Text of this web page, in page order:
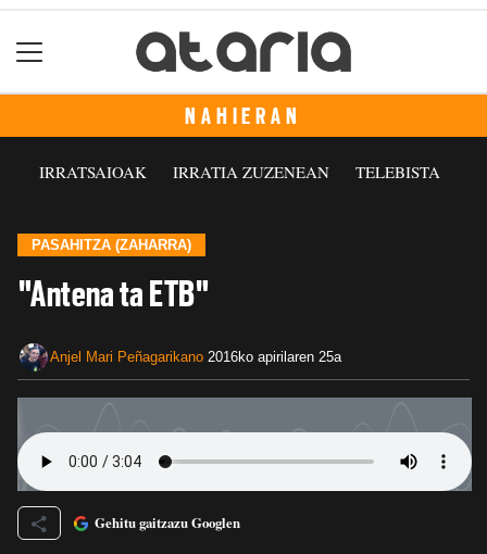
NAHIERAN
IRRATSAIOAK IRRATIA ZUZENEAN TELEBISTA
PASAHITZA (ZAHARRA)
"Antena ta ETB"
Anjel Mari Peñagarikano 2016ko apirilaren 25a
Gehitu gaitzazu Googlen